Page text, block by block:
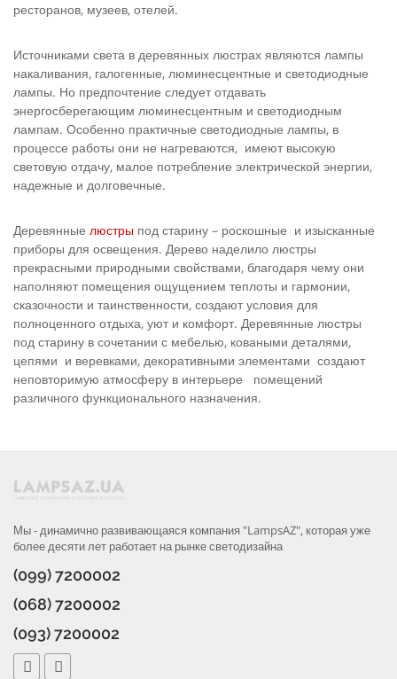
ресторанов, музеев, отелей.
Источниками света в деревянных люстрах являются лампы
накаливания, галогенные, люминесцентные и светодиодные
лампы. Но предпочтение следует отдавать
энергосберегающим люминесцентным и светодиодным
лампам. Особенно практичные светодиодные лампы, в
процессе работы они не нагреваются, имеют высокую
световую отдачу, малое потребление электрической энергии,
надежные и долговечные.
Деревянные люстры под старину – роскошные и изысканные
приборы для освещения. Дерево наделило люстры
прекрасными природными свойствами, благодаря чему они
наполняют помещения ощущением теплоты и гармонии,
сказочности и таинственности, создают условия для
полноценного отдыха, уют и комфорт. Деревянные люстры
под старину в сочетании с мебелью, коваными деталями,
цепями и веревками, декоративными элементами создают
неповторимую атмосферу в интерьере помещений
различного функционального назначения.
Мы - динамично развивающаяся компания "LampsAZ", которая уже
более десяти лет работает на рынке светодизайна
(099) 7200002
(068) 7200002
(093) 7200002